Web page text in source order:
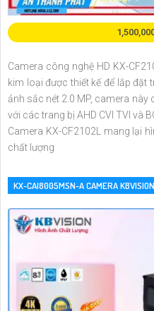
Camera công nghệ HD KX-
kim loại được thiết kế để lắp đặt
ảnh sắc nét 2.0 MP, camera này
với các trang bị AHD CVI TVI và
Camera KX-CF2102L mang lại
chất lượng
KX-CAI8005MSN-A CAMERA KBVISION